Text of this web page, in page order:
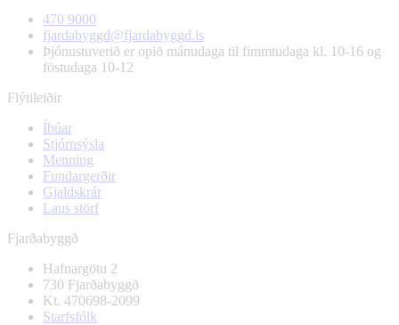
470 9000
fjardabyggd@fjardabyggd.is
Þjónustuverið er opið mánudaga til fimmtudaga kl. 10-16 og
föstudaga 10-12
Flýtileiðir
Íbúar
Stjórnsýsla
Menning
Fundargerðir
Gjaldskrár
Laus störf
Fjarðabyggð
Hafnargötu 2
730 Fjarðabyggð
Kt. 470698-2099
Starfsfólk